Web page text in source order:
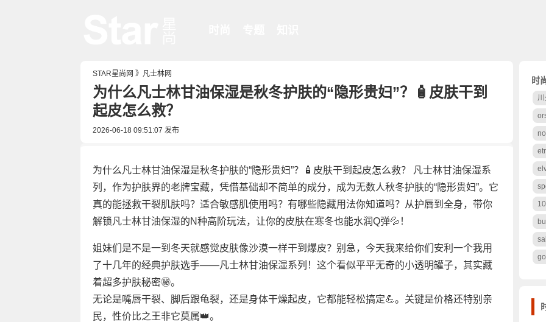
STAR星尚网 》 凡士林网
为什么凡士林甘油保湿是秋冬护肤的“隐形贵妇”？🧴皮肤干到
起皮怎么救？
2026-06-18 09:51:07 发布
为什么凡士林甘油保湿是秋冬护肤的“隐形贵妇”？🧴皮肤干到起皮怎么救？ 凡士林甘油保湿系
列，作为护肤界的老牌宝藏，凭借基础却不简单的成分，成为无数人秋冬护肤的“隐形贵妇”。它
真的能拯救干裂肌肤吗？适合敏感肌使用吗？有哪些隐藏用法你知道吗？从护唇到全身，带你
解锁凡士林甘油保湿的N种高阶玩法，让你的皮肤在寒冬也能水润Q弹💦！
姐妹们是不是一到冬天就感觉皮肤像沙漠一样干到爆皮？别急，今天我来给你们安利一个我用
了十几年的经典护肤选手——凡士林甘油保湿系列！这个看似平平无奇的小透明罐子，其实藏
着超多护肤秘密㊙️。
无论是嘴唇干裂、脚后跟龟裂，还是身体干燥起皮，它都能轻松搞定💪。关键是价格还特别亲
民，性价比之王非它莫属👑。
时